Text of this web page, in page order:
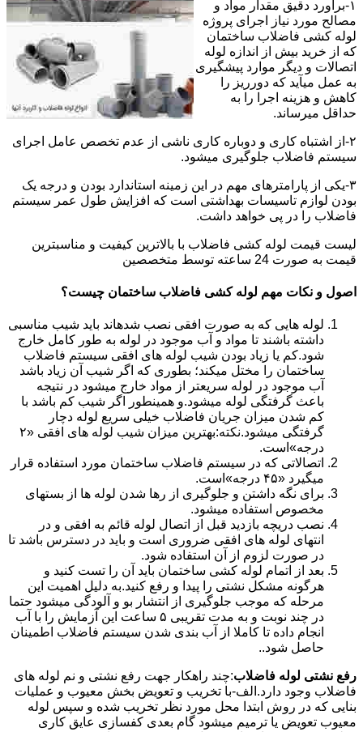
۱-برآورد دقیق مقدار مواد و
مصالح مورد نیاز اجرای پروژه
لوله کشی فاضلاب ساختمان
که از خرید بیش از اندازه لوله
اتصالات و دیگر موارد پیشگیری
به عمل میآید که دورریز را
کاهش و هزینه اجرا را به
حداقل میرساند.
۲-از اشتباه کاری و دوباره کاری ناشی از عدم تخصص عامل اجرای
سیستم فاضلاب جلوگیری میشود.
۳-یکی از پارامترهای مهم در این زمینه استاندارد بودن و درجه یک
بودن لوازم تاسیسات بهداشتی است که افزایش طول عمر سیستم
فاضلاب را در پی خواهد داشت.
لیست قیمت لوله کشی فاضلاب با بالاترین کیفیت و مناسبترین
قیمت به صورت 24 ساعته توسط متخصصین
اصول و نکات مهم لوله کشی فاضلاب ساختمان چیست؟
لوله هایی که به صورت افقی نصب شدهاند باید شیب مناسبی
داشته باشند تا مواد و آب موجود در لوله به طور کامل خارج
شود.کم یا زیاد بودن شیب لوله های افقی سیستم فاضلاب
ساختمان را مختل میکند؛ بطوری که اگر شیب آن زیاد باشد
آب موجود در لوله سریعتر از مواد خارج میشود در نتیجه
باعث گرفتگی لوله میشود.و همینطور اگر شیب کم باشد با
کم شدن میزان جریان فاضلاب خیلی سریع لوله دچار
گرفتگی میشود.نکته:بهترین میزان شیب لوله های افقی «۲
درجه»است.
اتصالاتی که در سیستم فاضلاب ساختمان مورد استفاده قرار
میگیرد «۴۵ درجه»است.
برای نگه داشتن و جلوگیری از رها شدن لوله ها از بستهای
مخصوص استفاده میشود.
نصب دریچه بازدید قبل از اتصال لوله قائم به افقی و در
انتهای لوله های افقی ضروری است و باید در دسترس باشد تا
در صورت لزوم از آن استفاده شود.
بعد از اتمام لوله کشی ساختمان باید آن را تست کنید و
هرگونه مشکل نشتی را پیدا و رفع کنید.به دلیل اهمیت این
مرحله که موجب جلوگیری از انتشار بو و آلودگی میشود حتما
در چند نوبت و به مدت تقریبی ۵ ساعت این آزمایش را با آب
انجام داده تا کاملا از آب بندی شدن سیستم فاضلاب اطمینان
حاصل شود..
رفع نشتی لوله فاضلاب:چند راهکار جهت رفع نشتی و نم لوله های
فاضلاب وجود دارد.الف-با تخریب و تعویض بخش معیوب و عملیات
بنایی که در روش ابتدا محل مورد نظر تخریب شده و سپس لوله
معیوب تعویض یا ترمیم میشود گام بعدی کفسازی عایق کاری